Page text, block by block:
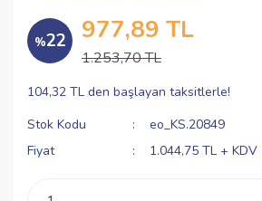
%22 977,89 TL
1.253,70 TL
104,32 TL den başlayan taksitlerle!
Stok Kodu
eo_KS.20849
Fiyat
1.044,75 TL + KDV